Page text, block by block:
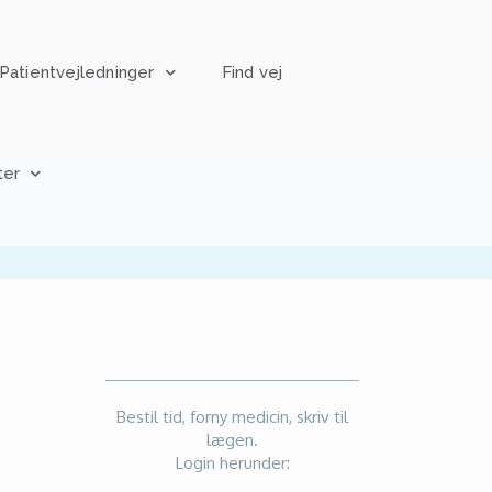
Patientvejledninger Find vej
Bestil tid, forny medicin, skriv til
lægen.
Login herunder: